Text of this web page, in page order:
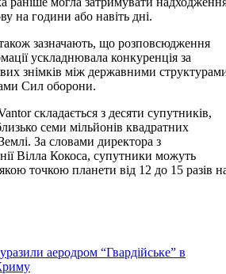
на години або навіть дні.
зазначають, що розповсюдження
ускладнювала конкуренція за
знімків між державними
Сил оборони.
складається з десяти супутників,
семи мільйонів квадратних
За словами директора з
Вілла Кокоса, супутники можуть
якою точкою планети від 12 до 15 разів
аеродром “Гвардійське” в